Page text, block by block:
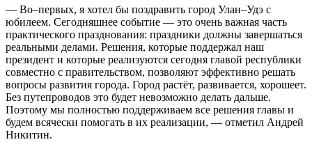
— Во–первых, я хотел бы поздравить город Улан–Удэ с
юбилеем. Сегодняшнее событие — это очень важная часть
практического празднования: праздники должны завершаться
реальными делами. Решения, которые поддержал наш
президент и которые реализуются сегодня главой республики
совместно с правительством, позволяют эффективно решать
вопросы развития города. Город растёт, развивается, хорошеет.
Без путепроводов это будет невозможно делать дальше.
Поэтому мы полностью поддерживаем все решения главы и
будем всячески помогать в их реализации, — отметил Андрей
Никитин.